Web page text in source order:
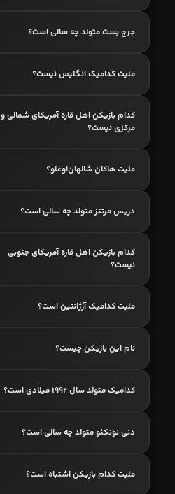
جرج بست متولد چه سالی است؟
ملیت کدامیک انگلیس نیست؟
کدام بازیکن اهل قاره آمریکای شمالی و
مرکزی نیست؟
ملیت هاکان شالهان‌اوغلو؟
دریس مرتنز متولد چه سالی است؟
کدام بازیکن اهل قاره آمریکای جنوبی
نیست؟
ملیت کدامیک آرژانتین است؟
نام این بازیکن چیست؟
کدامیک متولد سال 1992 میلادی است؟
دنی نونکئو متولد چه سالی است؟
ملیت کدام بازیکن اشتباه است؟